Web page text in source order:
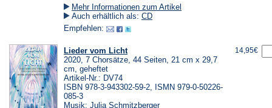
Mehr Informationen zum Artikel
Auch erhältlich als: CD
Empfehlen:
Lieder vom Licht
2020, 7 Chorsätze, 44 Seiten, 21 cm x 29,7
cm, geheftet
Artikel-Nr.: DV74
ISBN 978-3-943302-59-2, ISMN 979-0-50226-
085-3
Musik: Julia Schmitzberger
14,95€